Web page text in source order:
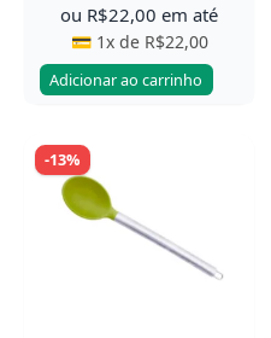
ou R$22,00 em até
💳 1x de R$22,00
Adicionar ao carrinho
-13%